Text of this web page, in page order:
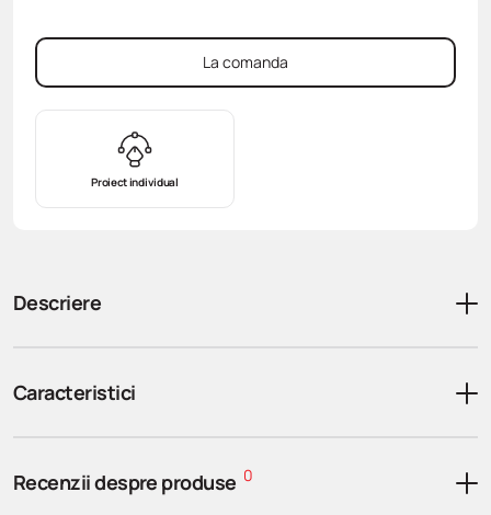
Proiect individual
La comanda
Descriere
Caracteristici
Recenzii despre produse 0